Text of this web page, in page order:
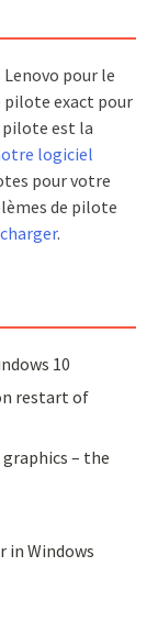
pour le
pilote exact pour
pilote est la
logiciel
pour votre
de pilote
.
10
restart of
– the
in Windows